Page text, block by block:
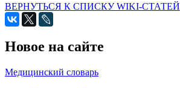
ВЕРНУТЬСЯ К СПИСКУ WIKI-СТАТЕЙ
Новое на сайте
Медицинский словарь